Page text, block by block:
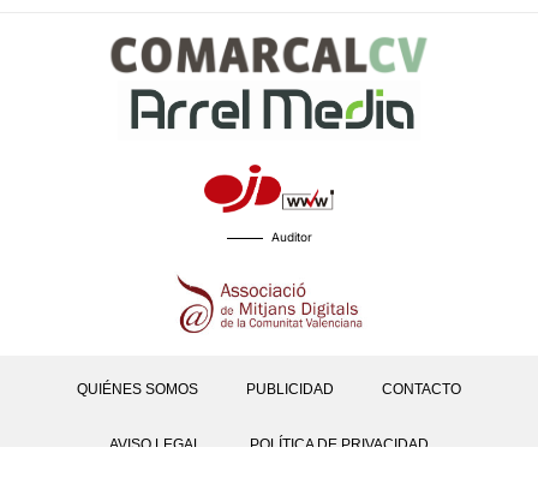
Auditor
QUIÉNES SOMOS PUBLICIDAD CONTACTO
AVISO LEGAL POLÍTICA DE PRIVACIDAD